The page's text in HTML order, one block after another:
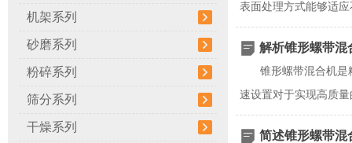
机架系列
砂磨系列
粉碎系列
筛分系列
干燥系列
表面处理方式能够适
解析锥形螺带混
锥形螺带混合机是
速设置对于实现高质
简述锥形螺带混